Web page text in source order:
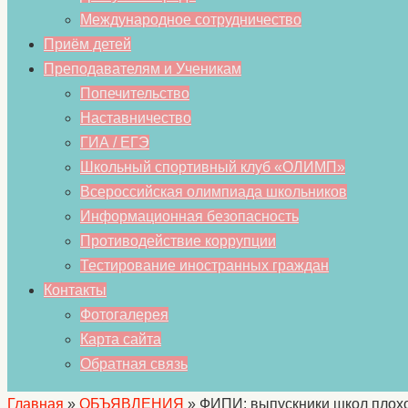
Международное сотрудничество
Приём детей
Преподавателям и Ученикам
Попечительство
Наставничество
ГИА / ЕГЭ
Школьный спортивный клуб «ОЛИМП»
Всероссийская олимпиада школьников
Информационная безопасность
Противодействие коррупции
Тестирование иностранных граждан
Контакты
Фотогалерея
Карта сайта
Обратная связь
Главная » ОБЪЯВЛЕНИЯ » ФИПИ: выпускники школ плохо